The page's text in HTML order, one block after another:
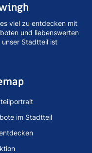
viel zu entdecken mit
und liebenswerten
unser Stadtteil ist
im Stadtteil